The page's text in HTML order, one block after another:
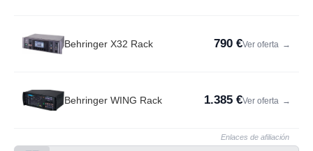
Behringer X32 Rack 790 €Ver oferta →
Behringer WING Rack 1.385 €Ver oferta →
Enlaces de afiliación